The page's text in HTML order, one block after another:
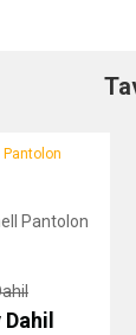
Pantolon